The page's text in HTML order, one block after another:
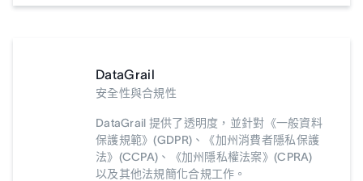
DataGrail
安全性與合規性
DataGrail 提供了透明度，並針對《一般資料
保護規範》(GDPR)、《加州消費者隱私保護
法》(CCPA)、《加州隱私權法案》(CPRA)
以及其他法規簡化合規工作。